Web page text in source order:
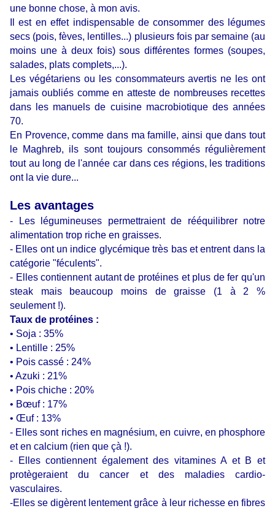
une bonne chose, à mon avis.
Il est en effet indispensable de consommer des légumes
secs (pois, fèves, lentilles...) plusieurs fois par semaine (au
moins une à deux fois) sous différentes formes (soupes,
salades, plats complets,...).
Les végétariens ou les consommateurs avertis ne les ont
jamais oubliés comme en atteste de nombreuses recettes
dans les manuels de cuisine macrobiotique des années
70.
En Provence, comme dans ma famille, ainsi que dans tout
le Maghreb, ils sont toujours consommés régulièrement
tout au long de l'année car dans ces régions, les traditions
ont la vie dure...
Les avantages
- Les légumineuses permettraient de rééquilibrer notre
alimentation trop riche en graisses.
- Elles ont un indice glycémique très bas et entrent dans la
catégorie "féculents".
- Elles contiennent autant de protéines et plus de fer qu'un
steak mais beaucoup moins de graisse (1 à 2 %
seulement !).
Taux de protéines :
• Soja : 35%
• Lentille : 25%
• Pois cassé : 24%
• Azuki : 21%
• Pois chiche : 20%
• Bœuf : 17%
• Œuf : 13%
- Elles sont riches en magnésium, en cuivre, en phosphore
et en calcium (rien que çà !).
- Elles contiennent également des vitamines A et B et
protègeraient du cancer et des maladies cardio-
vasculaires.
-Elles se digèrent lentement grâce à leur richesse en fibres